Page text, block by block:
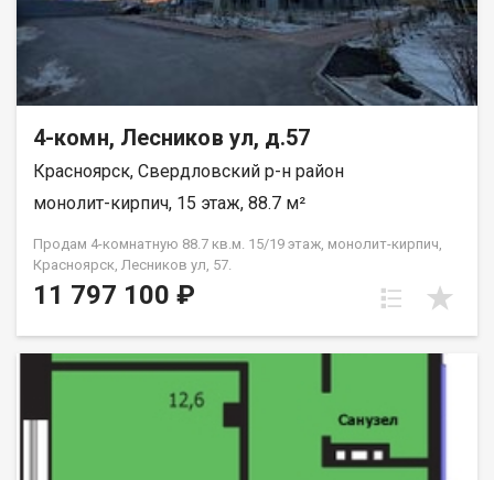
4-комн, Лесников ул, д.57
Красноярск, Свердловский р-н район
монолит-кирпич, 15 этаж, 88.7 м²
Продам 4-комнатную 88.7 кв.м. 15/19 этаж, монолит-кирпич,
Красноярск, Лесников ул, 57.
11 797 100 ₽